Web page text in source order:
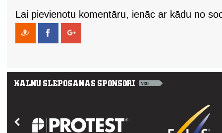
Lai pievienotu komentāru, ienāc ar kādu no